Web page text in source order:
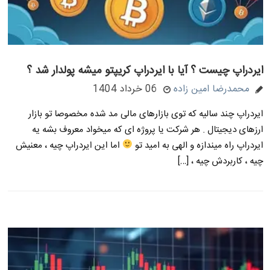
ایردراپ چیست ؟ آیا با ایردراپ کریپتو میشه پولدار شد ؟
محمدرضا امین زاده 06 خرداد 1404
ایردراپ چند سالیه که توی بازارهای مالی مد شده مخصوصا تو بازار
ارزهای دیجیتال . هر شرکت یا پروژه ای که میخواد معروف بشه یه
ایردراپ راه میندازه و الهی به امید تو
اما این ایردراپ چیه ، معنیش
چیه ، کاربردش چیه ، […]